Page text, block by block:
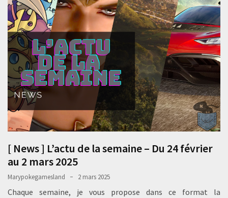
[ News ] L’actu de la semaine – Du 24 février
au 2 mars 2025
Marypokegamesland 2 mars 2025
Chaque semaine, je vous propose dans ce format la